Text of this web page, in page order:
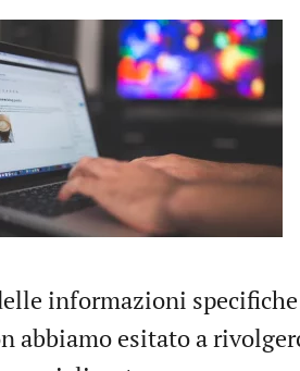
informazioni specifiche
abbiamo esitato a